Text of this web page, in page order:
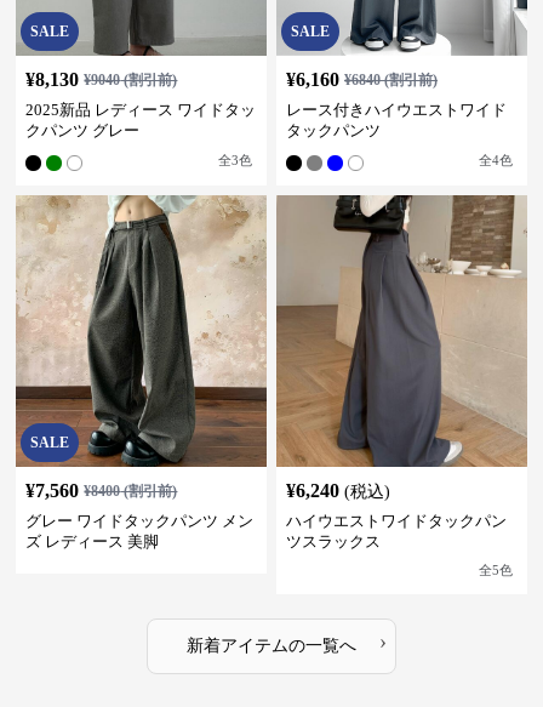
SALE
¥8,130 ¥9040(割引前)
2025新品 レディース ワイドタッ
クパンツ グレー
全3色
SALE
¥6,160 ¥6840(割引前)
レース付きハイウエストワイド
タックパンツ
全4色
SALE
¥7,560 ¥8400(割引前)
グレー ワイドタックパンツ メン
ズ レディース 美脚
¥6,240 (税込)
ハイウエストワイドタックパン
ツスラックス
全5色
新着アイテムの一覧へ ›